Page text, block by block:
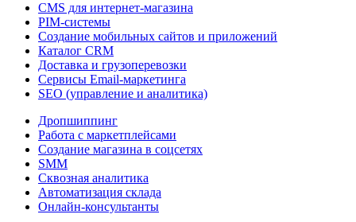
CMS для интернет-магазина
PIM-системы
Создание мобильных сайтов и приложений
Каталог CRM
Доставка и грузоперевозки
Сервисы Email-маркетинга
SEO (управление и аналитика)
Дропшиппинг
Работа с маркетплейсами
Создание магазина в соцсетях
SMM
Сквозная аналитика
Автоматизация склада
Онлайн-консультанты